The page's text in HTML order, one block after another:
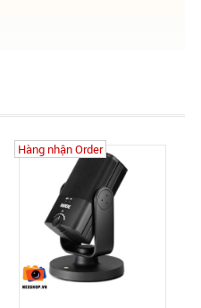
Hàng nhận Order